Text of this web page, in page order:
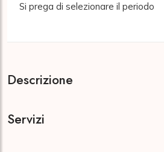
Si prega di selezionare il periodo
Descrizione
Servizi